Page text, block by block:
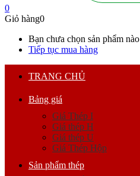
0
Giỏ hàng0
Bạn chưa chọn sản phẩm nào
Tiếp tục mua hàng
TRANG CHỦ
Bảng giá
Giá Thép I
Giá thép H
Giá thép U
Giá Thép Hộp
Sản phẩm thép